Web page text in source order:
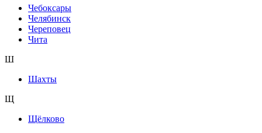
Чебоксары
Челябинск
Череповец
Чита
Ш
Шахты
Щ
Щёлково